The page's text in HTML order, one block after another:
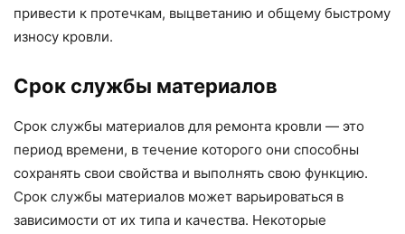
привести к протечкам, выцветанию и общему быстрому
износу кровли.
Срок службы материалов
Срок службы материалов для ремонта кровли — это
период времени, в течение которого они способны
сохранять свои свойства и выполнять свою функцию.
Срок службы материалов может варьироваться в
зависимости от их типа и качества. Некоторые